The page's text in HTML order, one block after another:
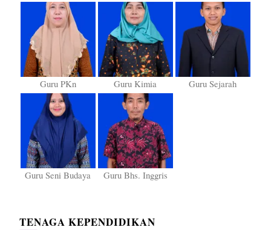
Guru PKn Guru Kimia Guru Sejarah
Guru Seni Budaya Guru Bhs. Inggris
TENAGA KEPENDIDIKAN